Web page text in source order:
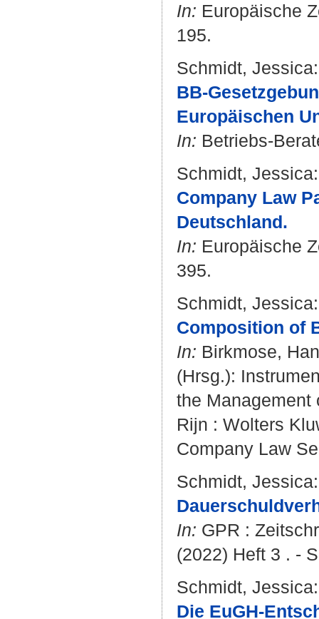
In: Europäische
195.
Schmidt, Jessica:
BB-
Europäischen
In: Betriebs-
Schmidt, Jessica:
Company Law
Deutschland.
In: Europäische
395.
Schmidt, Jessica:
Composition of
In: Birkmose,
(Hrsg.):
the Management
Rijn : Wolters
Company Law
Schmidt, Jessica:
In: GPR :
(2022) Heft 3 . -
Schmidt, Jessica:
Die EuGH-